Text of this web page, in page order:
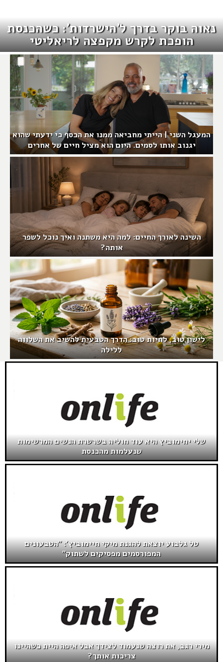
נאוה בוקר בדרך ל'הישרדות': כשהכנסת
הופכת לקרש מקפצה לריאליטי
המעגל השני | הייתי מחביאה ממנו את הכסף כי ידעתי שהוא
יגנוב אותו לסמים. היום הוא מציל חיים של אחרים
השינה לאורך החיים: למה היא משתנה ואיך נוכל לשפר
אותה?
לישון טוב, לחיות טוב: הדרך הטבעית להשיב את השלווה
ללילה
שלי יחימוביץ היא עוד חוליה בשרשרת הנשים המרשימות
שנעלמות מהכנסת
טל גלבוע יוצאת להגנת מיקי חיימוביץ': "הטבעונים
המפורסמים מפסיקים לשתוק"
מירי רגב, את רוצה שנעמוד לצידך אבל איפה היית כשהיינו
צריכות אותך?